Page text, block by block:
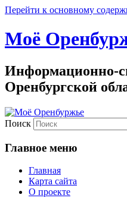
Перейти к основному
Моё
Информационно-
Оренбургской
Поиск
Главное меню
Главная
Карта сайта
О проекте